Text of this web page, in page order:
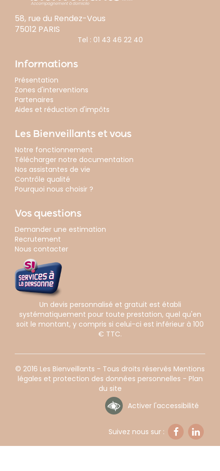
58, rue du Rendez-Vous
75012 PARIS
Tel : 01 43 46 22 40
Informations
Présentation
Zones d'interventions
Partenaires
Aides et réduction d'impôts
Les Bienveillants et vous
Notre fonctionnement
Télécharger notre documentation
Nos assistantes de vie
Contrôle qualité
Pourquoi nous choisir ?
Vos questions
Demander une estimation
Recrutement
Nous contacter
Un devis personnalisé et gratuit est établi
systématiquement pour toute prestation, quel qu'en
soit le montant, y compris si celui-ci est inférieur à 100
€ TTC.
© 2016 Les Bienveillants - Tous droits réservés Mentions
légales et protection des données personnelles - Plan
du site
Activer l'accessibilité
Suivez nous sur :